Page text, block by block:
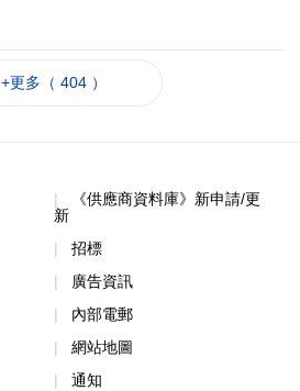
+更多（ 404 ）
《供應商資料庫》新申請/更
新
招標
廣告資訊
內部電郵
網站地圖
通知